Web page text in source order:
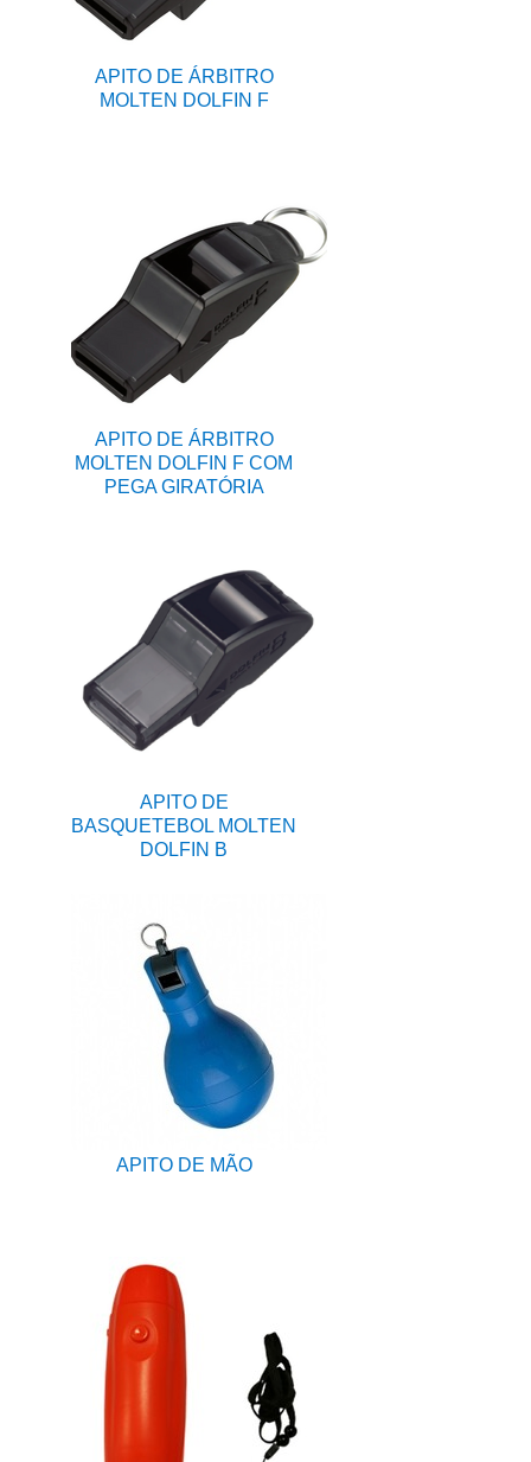
APITO DE ÁRBITRO
MOLTEN DOLFIN F
APITO DE ÁRBITRO
MOLTEN DOLFIN F COM
PEGA GIRATÓRIA
APITO DE
BASQUETEBOL MOLTEN
DOLFIN B
APITO DE MÃO